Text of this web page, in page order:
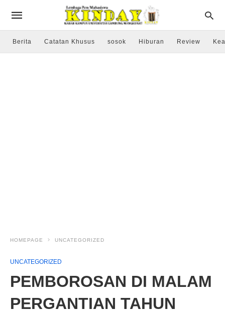
Berita Catatan Khusus sosok Hiburan Review
HOMEPAGE UNCATEGORIZED
UNCATEGORIZED
PEMBOROSAN DI MALAM
PERGANTIAN TAHUN